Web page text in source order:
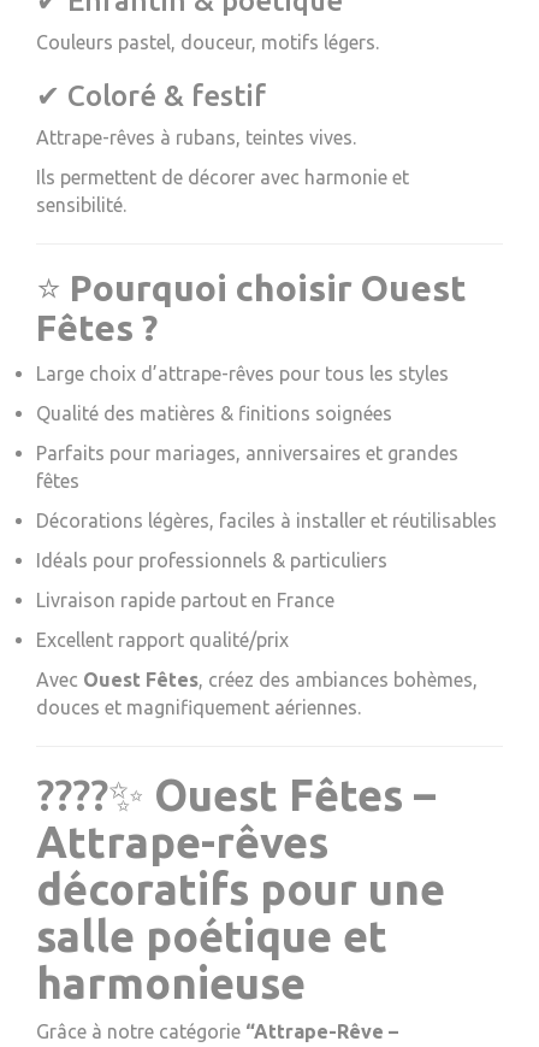
Couleurs pastel, douceur, motifs légers.
✔ Coloré & festif
Attrape-rêves à rubans, teintes vives.
Ils permettent de décorer avec harmonie et
sensibilité.
⭐ Pourquoi choisir Ouest
Fêtes ?
Large choix d’attrape-rêves pour tous les styles
Qualité des matières & finitions soignées
Parfaits pour mariages, anniversaires et grandes
fêtes
Décorations légères, faciles à installer et réutilisables
Idéals pour professionnels & particuliers
Livraison rapide partout en France
Excellent rapport qualité/prix
Avec Ouest Fêtes, créez des ambiances bohèmes,
douces et magnifiquement aériennes.
????✨ Ouest Fêtes –
Attrape-rêves
décoratifs pour une
salle poétique et
harmonieuse
Grâce à notre catégorie “Attrape-Rêve –